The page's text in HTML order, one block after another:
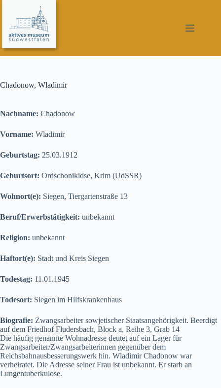
springen
Chadonow, Wladimir
Nachname: Chadonow
Vorname: Wladimir
Geburtstag: 25.03.1912
Geburtsort: Ordschonikidse, Krim (UdSSR)
Wohnort(e): Siegen, Tiergartenstraße 13
Beruf/Erwerbstätigkeit: unbekannt
Religion: unbekannt
Haftort(e): Stadt und Kreis Siegen
Todestag: 11.01.1945
Todesort: Siegen im Hilfskrankenhaus
Biografie: Zwangsarbeiter sowjetischer Staatsangehörigkeit. Beerdigt
auf dem Friedhof Fludersbach, Block a, Reihe 3, Grab 14
Die häufig genannte Wohnadresse deutet auf ein Lager für
Zwangsarbeiter/Zwangsarbeiterinnen gegenüber dem
Reichsbahnausbesserungswerk hin. Wladimir Chadonow war
verheiratet. Die Adresse seiner Frau ist unbekannt. Er starb an
Lungentuberkulose.